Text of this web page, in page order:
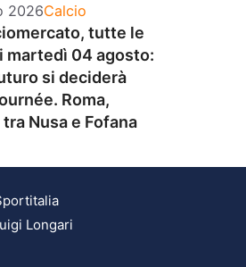
2026Categorie
Calcio
tutte le
martedì 04 agosto:
si deciderà
Roma,
tra Nusa e Fofana
Longari